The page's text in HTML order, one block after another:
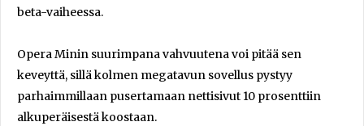
beta-vaiheessa.
Opera Minin suurimpana vahvuutena voi pitää sen
keveyttä, sillä kolmen megatavun sovellus pystyy
parhaimmillaan pusertamaan nettisivut 10 prosenttiin
alkuperäisestä koostaan.